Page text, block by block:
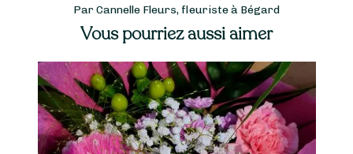
Par Cannelle Fleurs, fleuriste à Bégard
Vous pourriez aussi aimer